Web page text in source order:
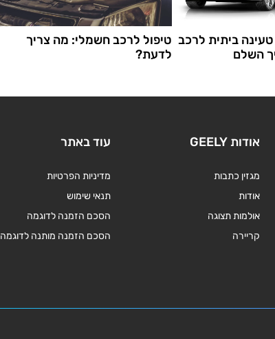
ביתית לרכב
השלם
טיפול לרכב חשמלי: מה צריך
לדעת?
אודות GEELY
מגזין כתבות
אודות
אולמות תצוגה
קריירה
עוד באתר
מדיניות הפרטיות
תנאי שימוש
הסכם הזמנה לדוגמה
הסכם הזמנה מותנה לדוגמה